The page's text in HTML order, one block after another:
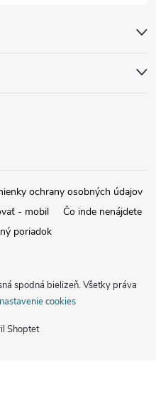
ochrany osobných údajov
- mobil
Čo inde nenájdete
poriadok
Shoptet
spodná bielizeň. Všetky práva
cookies